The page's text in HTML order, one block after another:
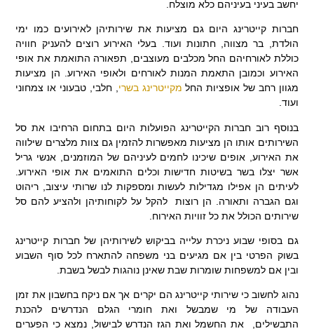
יחשב בעיני בעיניהם כלא מוצלח.
חברות קייטרינג היום גם מציעות את שירותיהן לאירועים כמו ימי
הולדת, בר מצווה, חתונות ועוד. בעלי האירוע רוצים להעניק חוויה
כוללת לאורחיהם החל מכלבים מעוצבים, תפאורה התואמת את אופי
האירוע וכמובן התאמת המנות לאורחים ולאופי האירוע. הן מציעות
מגוון רחב של אופציות החל מקייטרינג בשרי , חלבי, טבעוני או צמחוני
ועוד.
בנוסף רוב חברות הקייטרינג הפועלות היום בתחום הרחיבו את סל
השירותים אותו הן מציעות מאפשרות להזמין גם צוות מלצרים שילווה
את האירוע, אופים שיכינו לחמים לעיניהם של המוזמנים, אנשי גריל
אשר יצלו בשר בשיטות חדישות וכלים התואמים את אופי האירוע.
לעיתים הן אפילו מגדילות לעשות ומספקות לנו שרותי עיצוב, ריהוט
וגם הגברה ותאורה. הן רוצות להקל על לקוחותיהן ולהציע להם סל
שירותים הכולל את כל זוויות האירוח.
גם בסופי שבוע ניכרת עלייה בביקוש לשירותיהן של חברות קייטרינג
בשוק הפרטי בין אם מגיעים בני משפחה להתארח לכל סוף השבוע
ובין אם למשפחות שומרות שבת שאינן נוהגות לבשל בשבת.
נהוג לחשוב כי שירותי קייטרינג הם יקרים אך אם ניקח בחשבון את זמן
העבודה של מי שמבשל ואת חומרי הגלם הנדרשים להכנת
התבשילים, את החשמל ואת הגז הנדרש לבישול, נמצא כי הפערים